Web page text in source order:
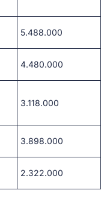
5.488.000
4.480.000
3.118.000
3.898.000
2.322.000